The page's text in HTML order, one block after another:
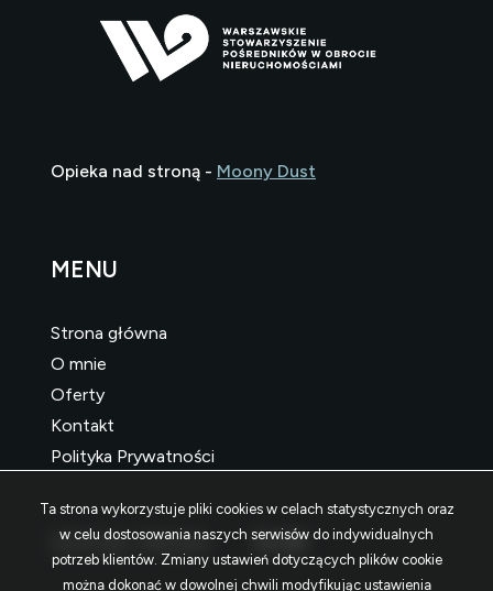
Opieka nad stroną - Moony Dust
MENU
Strona główna
O mnie
Oferty
Kontakt
Polityka Prywatności
SOCIAL MEDIA Facebook
Facebook
Facebook
Ta strona wykorzystuje pliki cookies w celach statystycznych oraz
w celu dostosowania naszych serwisów do indywidualnych
potrzeb klientów. Zmiany ustawień dotyczących plików cookie
można dokonać w dowolnej chwili modyfikując ustawienia